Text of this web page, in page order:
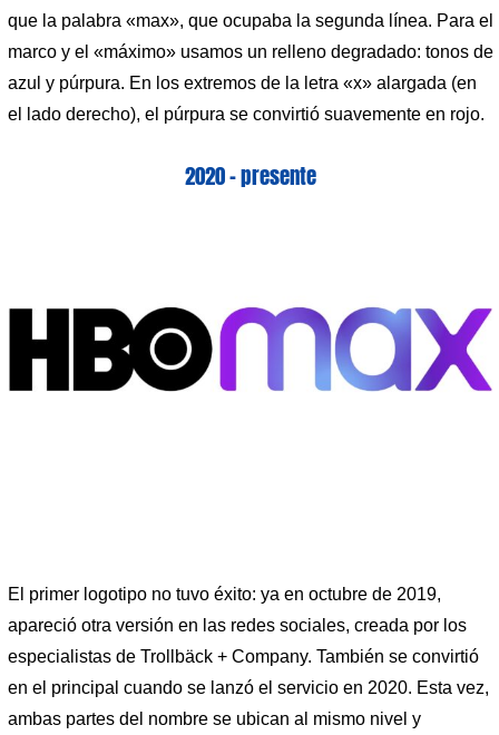
que la palabra «max», que ocupaba la segunda línea. Para el
marco y el «máximo» usamos un relleno degradado: tonos de
azul y púrpura. En los extremos de la letra «x» alargada (en
el lado derecho), el púrpura se convirtió suavemente en rojo.
2020 – presente
El primer logotipo no tuvo éxito: ya en octubre de 2019,
apareció otra versión en las redes sociales, creada por los
especialistas de Trollbäck + Company. También se convirtió
en el principal cuando se lanzó el servicio en 2020. Esta vez,
ambas partes del nombre se ubican al mismo nivel y